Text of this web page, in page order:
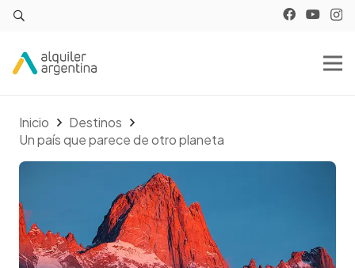
Inicio
Destinos
Un país que parece de otro planeta